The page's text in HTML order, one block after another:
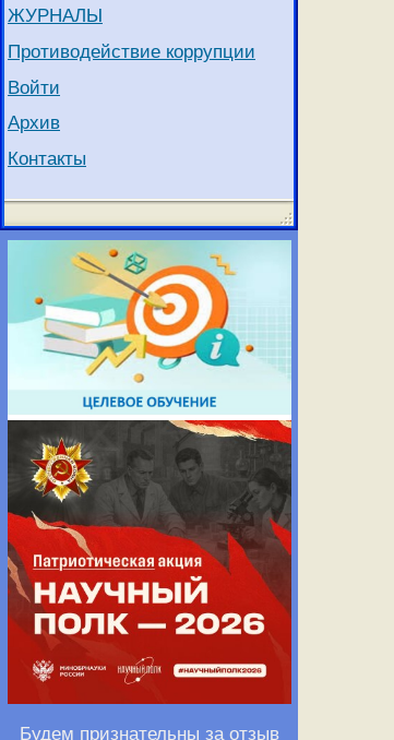
ЖУРНАЛЫ
Противодействие коррупции
Войти
Архив
Контакты
Будем признательны за отзыв